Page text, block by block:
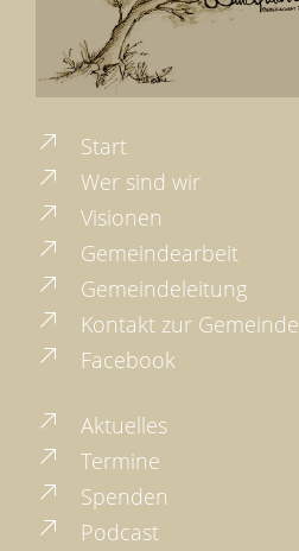
Start
Wer sind wir
Visionen
Gemeindearbeit
Gemeindeleitung
Kontakt zur Gemeinde
Facebook
Aktuelles
Termine
Spenden
Podcast